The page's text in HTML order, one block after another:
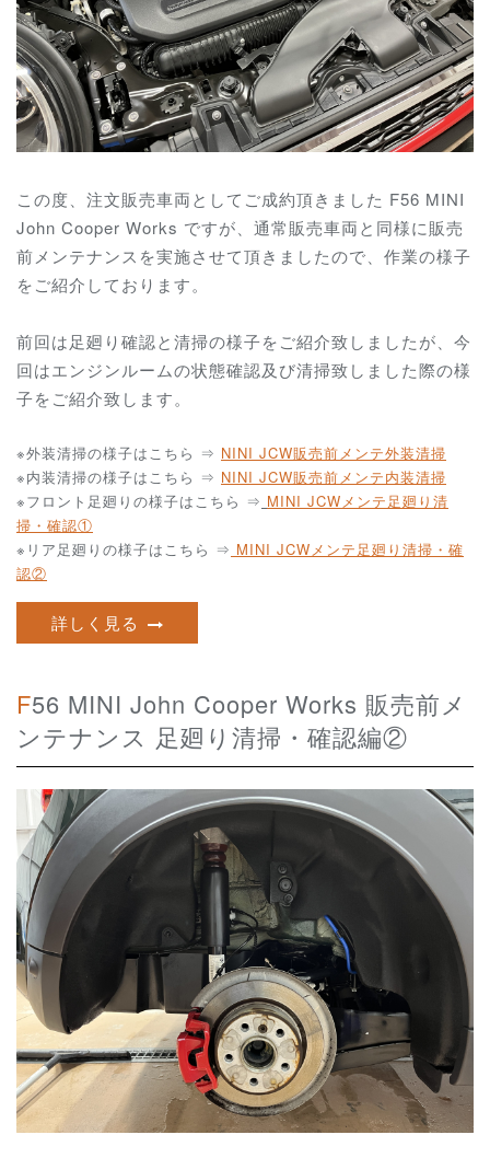
この度、注文販売車両としてご成約頂きました F56 MINI
John Cooper Works ですが、通常販売車両と同様に販売
前メンテナンスを実施させて頂きましたので、作業の様子
をご紹介しております。
前回は足廻り確認と清掃の様子をご紹介致しましたが、今
回はエンジンルームの状態確認及び清掃致しました際の様
子をご紹介致します。
※外装清掃の様子はこちら ⇒ NINI JCW販売前メンテ外装清掃
※内装清掃の様子はこちら ⇒ NINI JCW販売前メンテ内装清掃
※フロント足廻りの様子はこちら ⇒ MINI JCWメンテ足廻り清
掃・確認①
※リア足廻りの様子はこちら ⇒ MINI JCWメンテ足廻り清掃・確
認②
詳しく見る
F56 MINI John Cooper Works 販売前メ
ンテナンス 足廻り清掃・確認編②